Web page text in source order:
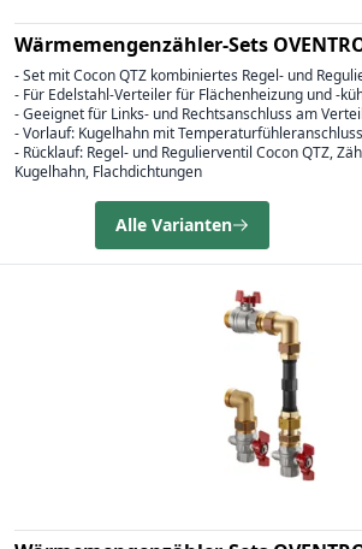
Wärmemengenzähler-Sets
- Set mit Cocon QTZ kombiniertes Regel- und
- Für Edelstahl-Verteiler für Flächenheizung und -
- Geeignet für Links- und Rechtsanschluss am
- Vorlauf: Kugelhahn mit
- Rücklauf: Regel- und Regulierventil Cocon QTZ,
Kugelhahn, Flachdichtungen
Alle Varianten